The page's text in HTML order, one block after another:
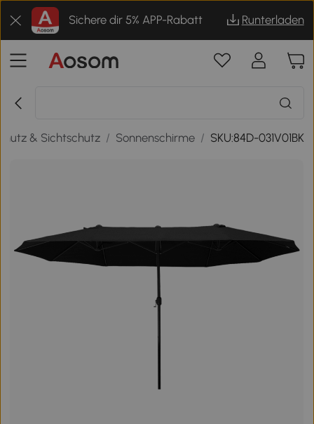
Sichere dir 5% APP-Rabatt Runterladen
& Sichtschutz / Sonnenschirme / SKU:84D-031V01BK